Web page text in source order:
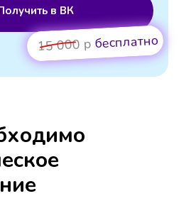
в ВК
15 000 р бесплатно